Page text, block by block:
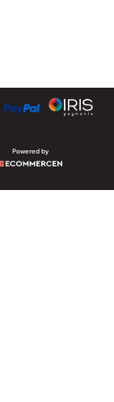
Powered by